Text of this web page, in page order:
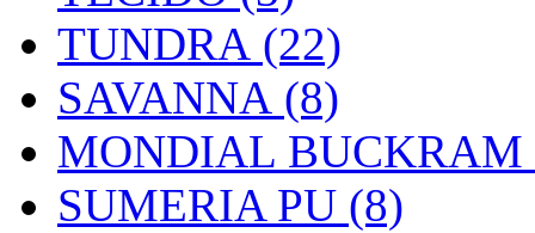
TUNDRA (22)
SAVANNA (8)
MONDIAL BUCKRAM
SUMERIA PU (8)